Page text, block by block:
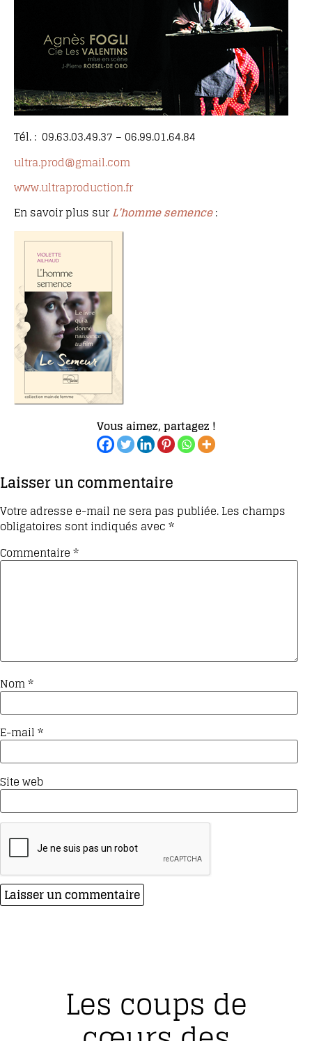
Tél. : 09.63.03.49.37 – 06.99.01.64.84
ultra.prod@gmail.com
www.ultraproduction.fr
En savoir plus surL’homme semence:
Vous aimez, partagez !
Laisser un commentaire
Votre adresse e-mail ne sera pas publiée.Les champs
obligatoires sont indiqués avec*
Commentaire*
Nom*
E-mail*
Site web
Les coups de